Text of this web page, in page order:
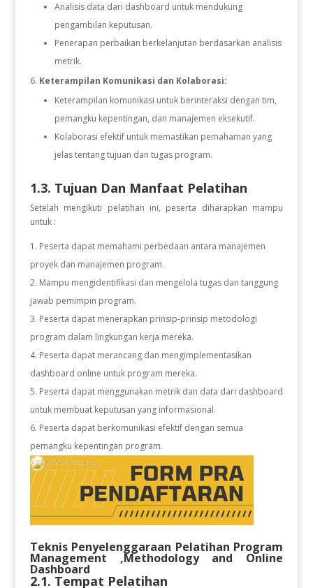
Analisis data dari dashboard untuk mendukung
pengambilan keputusan.
Penerapan perbaikan berkelanjutan berdasarkan analisis
metrik.
Keterampilan Komunikasi dan Kolaborasi:
Keterampilan komunikasi untuk berinteraksi dengan tim,
pemangku kepentingan, dan manajemen eksekutif.
Kolaborasi efektif untuk memastikan pemahaman yang
jelas tentang tujuan dan tugas program.
1.3. Tujuan Dan Manfaat Pelatihan
Setelah mengikuti pelatihan ini, peserta diharapkan mampu
untuk :
Peserta dapat memahami perbedaan antara manajemen
proyek dan manajemen program.
Mampu mengidentifikasi dan mengelola tugas dan tanggung
jawab pemimpin program.
Peserta dapat menerapkan prinsip-prinsip metodologi
program dalam lingkungan kerja mereka.
Peserta dapat merancang dan mengimplementasikan
dashboard online untuk program mereka.
Peserta dapat menggunakan metrik dan data dari dashboard
untuk membuat keputusan yang informasional.
Peserta dapat berkomunikasi efektif dengan semua
pemangku kepentingan program.
Teknis Penyelenggaraan Pelatihan Program
Management ,Methodology and Online
Dashboard
2.1. Tempat Pelatihan